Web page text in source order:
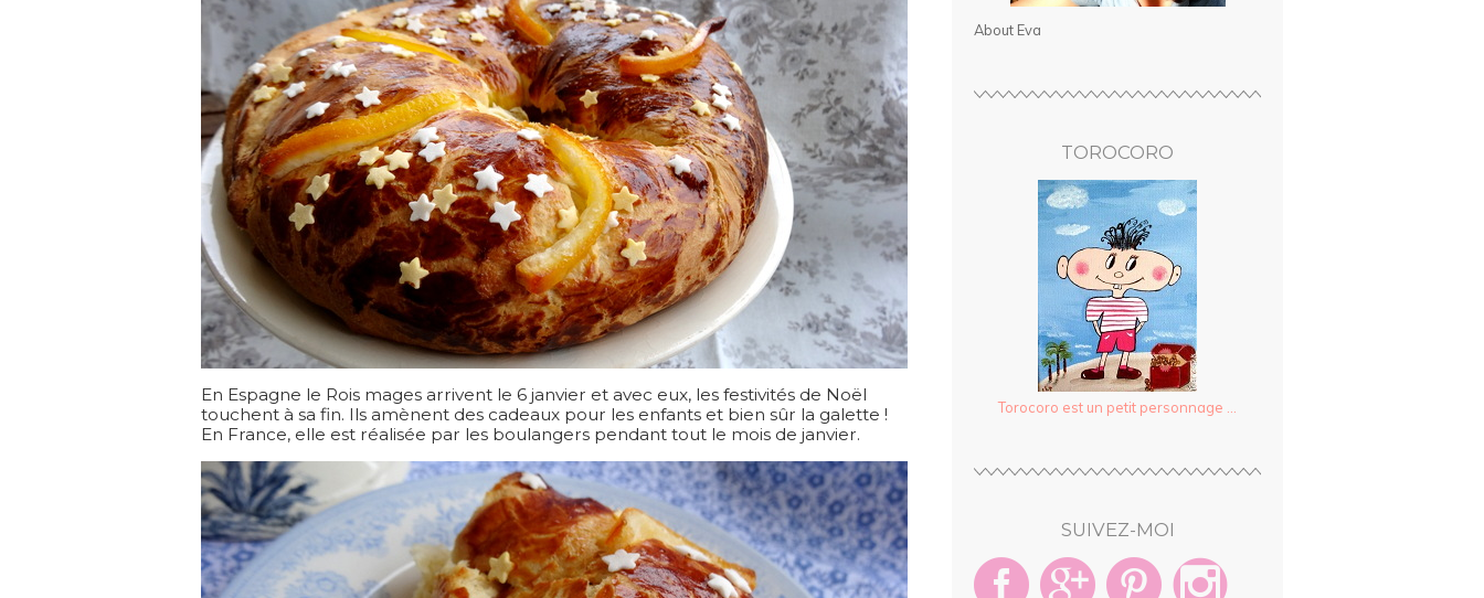
En Espagne le Rois mages arrivent le 6 janvier et avec eux, les festivités de Noël
touchent à sa fin. Ils amènent des cadeaux pour les enfants et bien sûr la galette !
En France, elle est réalisée par les boulangers pendant tout le mois de janvier.
About Eva
TOROCORO
Torocoro est un petit personnage ...
SUIVEZ-MOI